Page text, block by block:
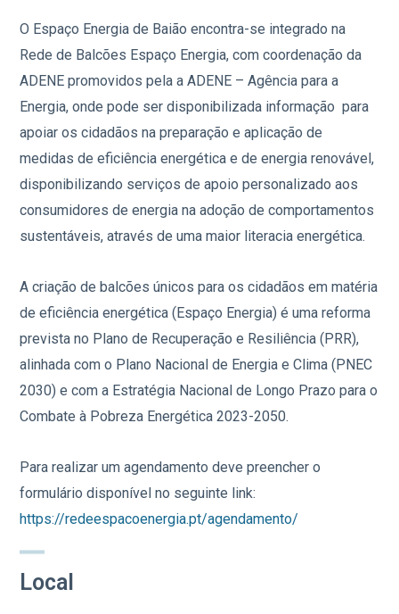
O Espaço Energia de Baião encontra-se integrado na
Rede de Balcões Espaço Energia, com coordenação da
ADENE promovidos pela a ADENE – Agência para a
Energia, onde pode ser disponibilizada informação para
apoiar os cidadãos na preparação e aplicação de
medidas de eficiência energética e de energia renovável,
disponibilizando serviços de apoio personalizado aos
consumidores de energia na adoção de comportamentos
sustentáveis, através de uma maior literacia energética.
A criação de balcões únicos para os cidadãos em matéria
de eficiência energética (Espaço Energia) é uma reforma
prevista no Plano de Recuperação e Resiliência (PRR),
alinhada com o Plano Nacional de Energia e Clima (PNEC
2030) e com a Estratégia Nacional de Longo Prazo para o
Combate à Pobreza Energética 2023-2050.
Para realizar um agendamento deve preencher o
formulário disponível no seguinte link:
https://redeespacoenergia.pt/agendamento/
Local